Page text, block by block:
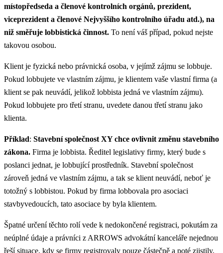
místopředseda a členové kontrolních orgánů, prezident,
viceprezident a členové Nejvyššího kontrolního úřadu atd.), na
niž směřuje lobbistická činnost. To není váš případ, pokud nejste
takovou osobou.
Klient je fyzická nebo právnická osoba, v jejímž zájmu se lobbuje.
Pokud lobbujete ve vlastním zájmu, je klientem vaše vlastní firma (a
klient se pak neuvádí, jelikož lobbista jedná ve vlastním zájmu).
Pokud lobbujete pro třetí stranu, uvedete danou třetí stranu jako
klienta.
Příklad: Stavební společnost XY chce ovlivnit změnu stavebního
zákona. Firma je lobbista. Ředitel legislativy firmy, který bude s
poslanci jednat, je lobbující prostředník. Stavební společnost
zároveň jedná ve vlastním zájmu, a tak se klient neuvádí, neboť je
totožný s lobbistou. Pokud by firma lobbovala pro asociaci
stavbyvedoucích, tato asociace by byla klientem.
Špatné určení těchto rolí vede k nedokončené registraci, pokutám za
neúplné údaje a právníci z ARROWS advokátní kanceláře nejednou
řeší situace, kdy se firmy registrovaly pouze částečně a poté zjistily,